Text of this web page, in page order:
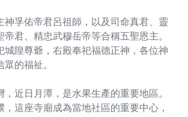
神孚佑帝君呂祖師，以及司命真君、靈
君、精忠武穆岳帝等合稱五聖恩主。
城隍尊爺，右殿奉祀福德正神，各位神
的福祉。
近日月潭，是水果生產的重要地區。
這座寺廟成為當地社區的重要中心，